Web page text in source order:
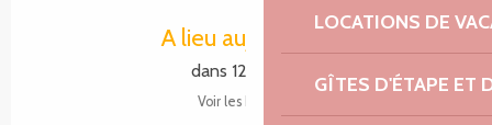
LOCATIONS DE
GÎTES D'ÉTAPE ET
A lieu aujourd'hui
dans 12 heures
Voir les horaires